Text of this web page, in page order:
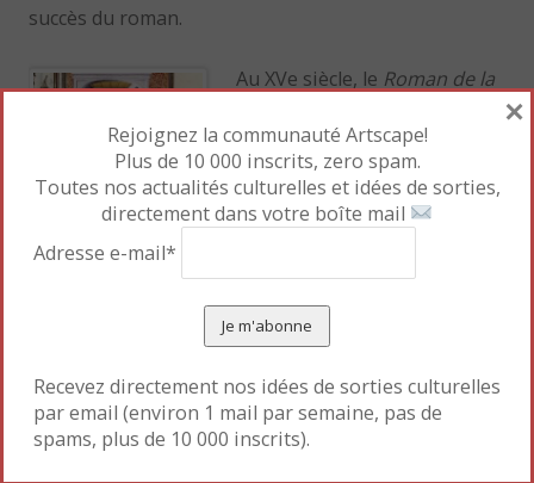
succès du roman.
Au XVe siècle, le Roman de la
littéraire entre ses partisans
et ses détracteurs, en
particulier l’auteure Christine
misogynie des idées. C’est
ainsi que l’oeuvre est peu à peu oubliée en dehors
des cercles universitaires. Toutefois, l’amour étant
sous les feux de la rampe.
Rejoignez la communauté Artscape!
Plus de 10 000 inscrits, zero spam.
Toutes nos actualités culturelles et idées de sorties,
directement dans votre boîte mail
Adresse e-mail*
Recevez directement nos idées de sorties culturelles
par email (environ 1 mail par semaine, pas de
spams, plus de 10 000 inscrits).
×